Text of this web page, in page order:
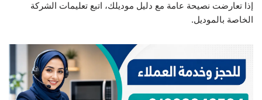
إذا تعارضت نصيحة عامة مع دليل موديلك، اتبع تعليمات الشركة
الخاصة بالموديل.